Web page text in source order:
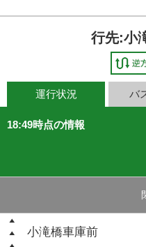
行先:小
運行状況 バ
18:49時点の情報
小滝橋車庫前